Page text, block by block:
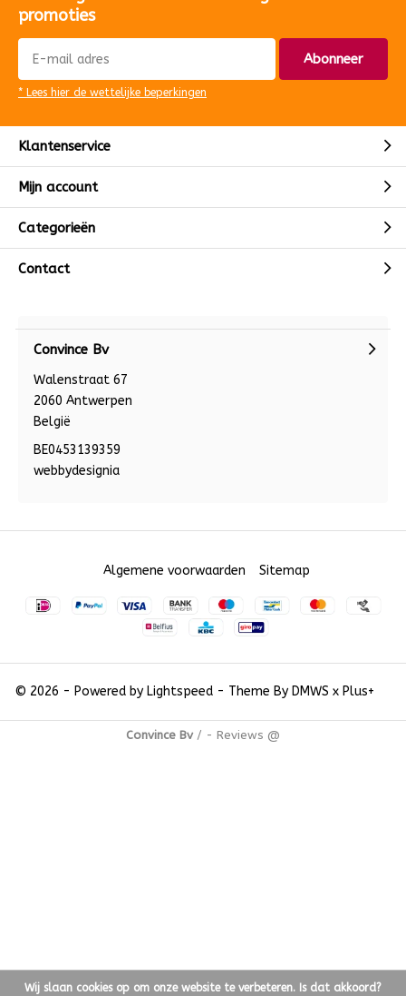
promoties
Abonneer
* Lees hier de wettelijke beperkingen
Klantenservice
Mijn account
Categorieën
Contact
Convince Bv
Walenstraat 67
2060 Antwerpen
België
BE0453139359
webbydesignia
© 2026 - Powered by Lightspeed- Theme By DMWS x Plus+
Algemene voorwaarden Sitemap
Convince Bv/ - Reviews @
Wij slaan cookies op om onze website te verbeteren. Is dat akkoord?